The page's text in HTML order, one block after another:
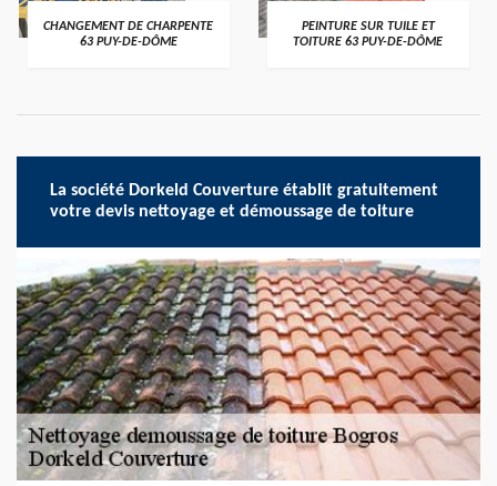
CHANGEMENT DE CHARPENTE
63 PUY-DE-DÔME
PEINTURE SUR TUILE ET
TOITURE 63 PUY-DE-DÔME
La société Dorkeld Couverture établit gratuitement
votre devis nettoyage et démoussage de toiture